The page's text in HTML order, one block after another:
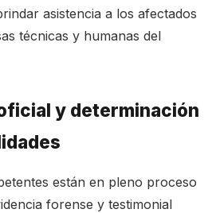
asistencia a los afectados
técnicas y humanas del
y determinación
están en pleno proceso
forense y testimonial